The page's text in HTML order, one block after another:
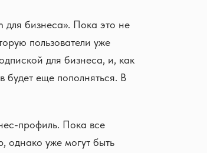
для бизнеса». Пока это не
пользователи уже
для бизнеса, и, как
будет еще пополняться. В
профиль. Пока все
однако уже могут быть